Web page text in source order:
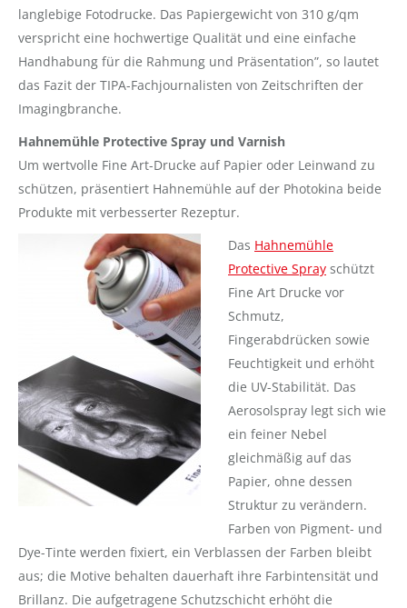
langlebige Fotodrucke. Das Papiergewicht von 310 g/qm
verspricht eine hochwertige Qualität und eine einfache
Handhabung für die Rahmung und Präsentation”, so lautet
das Fazit der TIPA-Fachjournalisten von Zeitschriften der
Imagingbranche.
Hahnemühle Protective Spray und Varnish
Um wertvolle Fine Art-Drucke auf Papier oder Leinwand zu
schützen, präsentiert Hahnemühle auf der Photokina beide
Produkte mit verbesserter Rezeptur.
Das Hahnemühle
Protective Spray schützt
Fine Art Drucke vor
Schmutz,
Fingerabdrücken sowie
Feuchtigkeit und erhöht
die UV-Stabilität. Das
Aerosolspray legt sich wie
ein feiner Nebel
gleichmäßig auf das
Papier, ohne dessen
Struktur zu verändern.
Farben von Pigment- und
Dye-Tinte werden fixiert, ein Verblassen der Farben bleibt
aus; die Motive behalten dauerhaft ihre Farbintensität und
Brillanz. Die aufgetragene Schutzschicht erhöht die